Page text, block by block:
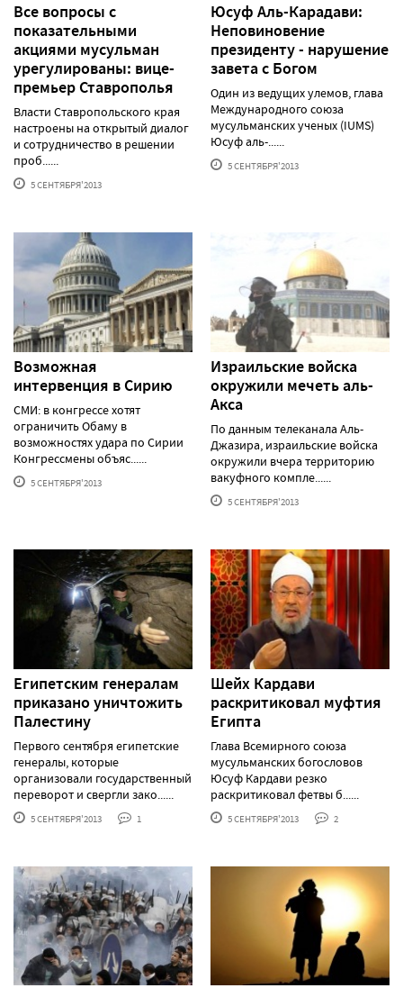
Все вопросы с
показательными
акциями мусульман
урегулированы: вице-
премьер Ставрополья
Власти Ставропольского края
настроены на открытый диалог
и сотрудничество в решении
проб......
5 СЕНТЯБРЯ'2013
Юсуф Аль-Карадави:
Неповиновение
президенту - нарушение
завета с Богом
Один из ведущих улемов, глава
Международного союза
мусульманских ученых (IUMS)
Юсуф аль-......
5 СЕНТЯБРЯ'2013
Возможная
интервенция в Сирию
СМИ: в конгрессе хотят
ограничить Обаму в
возможностях удара по Сирии
Конгрессмены объяс......
5 СЕНТЯБРЯ'2013
Израильские войска
окружили мечеть аль-
Акса
По данным телеканала Аль-
Джазира, израильские войска
окружили вчера территорию
вакуфного компле......
5 СЕНТЯБРЯ'2013
Египетским генералам
приказано уничтожить
Палестину
Первого сентября египетские
генералы, которые
организовали государственный
переворот и свергли зако......
5 СЕНТЯБРЯ'2013 1
Шейх Кардави
раскритиковал муфтия
Египта
Глава Всемирного союза
мусульманских богословов
Юсуф Кардави резко
раскритиковал фетвы б......
5 СЕНТЯБРЯ'2013 2